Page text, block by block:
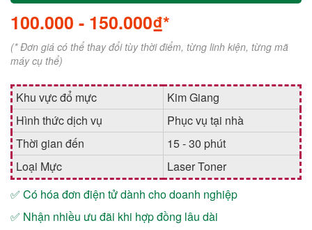
100.000 - 150.000₫*
(* Đơn giá có thể thay đổi tùy thời điểm, từng linh kiện, từng mã
máy cụ thể)
Khu vực đổ mực
Kim Giang
Hình thức dịch vụ
Phục vụ tại nhà
Thời gian đến
15 - 30 phút
Loại Mực
Laser Toner
✅ Có hóa đơn điện tử dành cho doanh nghiệp
✅ Nhận nhiều ưu đãi khi hợp đồng lâu dài